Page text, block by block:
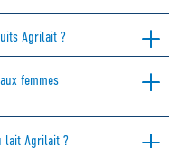
Agrilait ?
femmes
lait Agrilait ?